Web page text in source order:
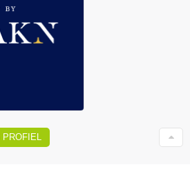
PROFIEL